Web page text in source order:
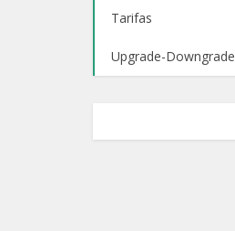
Tarifas
Upgrade-Downgrade